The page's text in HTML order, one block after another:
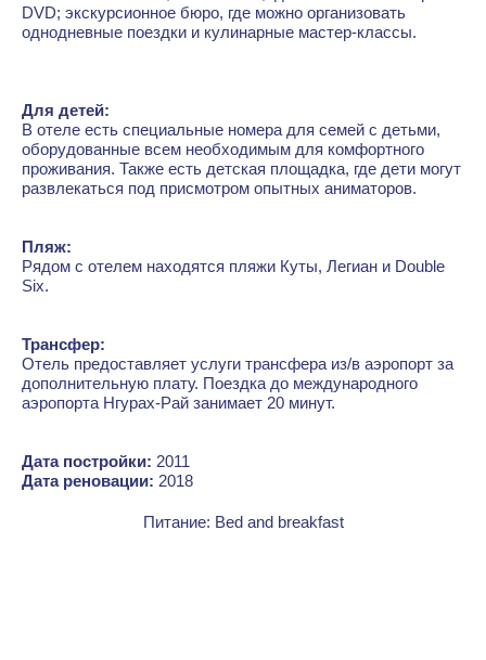
DVD; экскурсионное бюро, где можно организовать
однодневные поездки и кулинарные мастер-классы.
Для детей:
В отеле есть специальные номера для семей с детьми,
оборудованные всем необходимым для комфортного
проживания. Также есть детская площадка, где дети могут
развлекаться под присмотром опытных аниматоров.
Пляж:
Рядом с отелем находятся пляжи Куты, Легиан и Double
Six.
Трансфер:
Отель предоставляет услуги трансфера из/в аэропорт за
дополнительную плату. Поездка до международного
аэропорта Нгурах-Рай занимает 20 минут.
Дата постройки: 2011
Дата реновации: 2018
Питание: Bed and breakfast